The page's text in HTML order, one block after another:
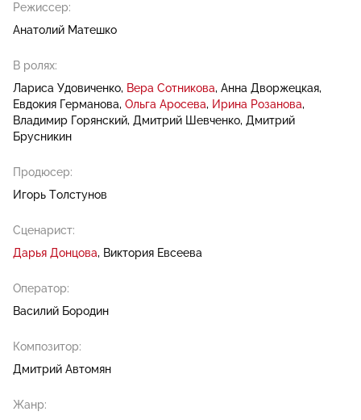
Режиссер:
Анатолий Матешко
В ролях:
Лариса Удовиченко Вера Сотникова Анна Дворжецкая
Евдокия Германова Ольга Аросева
Ирина Розанова
Владимир Горянский Дмитрий Шевченко Дмитрий
Брусникин
Продюсер:
Игорь Толстунов
Сценарист:
Дарья Донцова
Виктория Евсеева
Оператор:
Василий Бородин
Композитор:
Дмитрий Автомян
Жанр: